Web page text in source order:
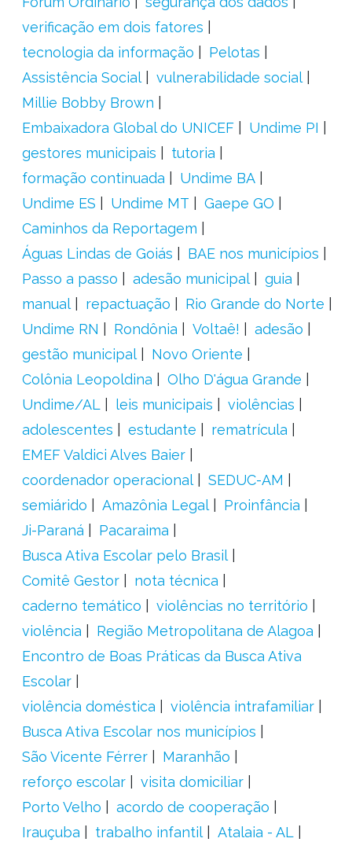
verificação em dois fatores
tecnologia da informação
Pelotas
Assistência Social
vulnerabilidade social
Millie Bobby Brown
Embaixadora Global do UNICEF
Undime PI
gestores municipais
tutoria
formação continuada
Undime BA
Undime ES
Undime MT
Gaepe GO
Caminhos da Reportagem
Águas Lindas de Goiás
BAE nos municípios
Passo a passo
adesão municipal
guia
manual
repactuação
Rio Grande do Norte
Undime RN
Rondônia Voltaê!
adesão
gestão municipal
Novo Oriente
Colônia Leopoldina
Olho D'água Grande
Undime/AL
leis municipais
violências
adolescentes
estudante
rematrícula
EMEF Valdici Alves Baier
coordenador operacional
SEDUC-AM
semiárido
Amazônia Legal
Proinfância
Ji-Paraná
Pacaraima
Busca Ativa Escolar pelo Brasil
Comitê Gestor
nota técnica
caderno temático
violências no território
violência
Região Metropolitana de Alagoa
Encontro de Boas Práticas da Busca Ativa
Escolar
violência doméstica
violência intrafamiliar
Busca Ativa Escolar nos municípios
São Vicente Férrer
Maranhão
reforço escolar
visita domiciliar
Porto Velho
acordo de cooperação
Irauçuba
trabalho infantil
Atalaia - AL